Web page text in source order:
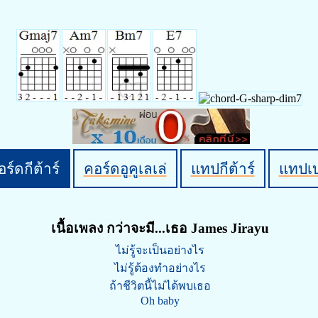
ร์ดกีต้าร์ คอร์ดอูคูเลเล่ แทปกีต้าร์ แทปเ
เนื้อเพลง กว่าจะมี...เธอ James Jirayu
ไม่รู้จะเป็นอย่างไร
ไม่รู้ต้องทำอย่างไร
ถ้าชีวิตนี้ไม่ได้พบเธอ
Oh baby